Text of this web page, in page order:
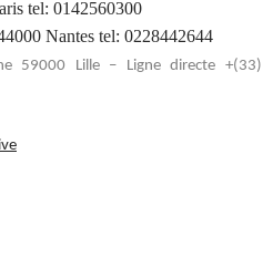
tel: 0142560300
Nantes tel: 0228442644
59000 Lille – Ligne directe +(33)